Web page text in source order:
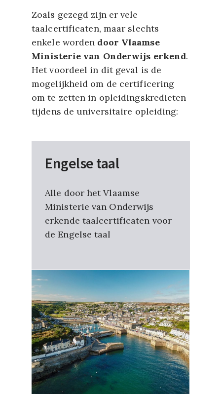
Zoals gezegd zijn er vele
taalcertificaten, maar slechts
enkele worden door Vlaamse
Ministerie van Onderwijs erkend.
Het voordeel in dit geval is de
mogelijkheid om de certificering
om te zetten in opleidingskredieten
tijdens de universitaire opleiding:
Engelse taal
Alle door het Vlaamse
Ministerie van Onderwijs
erkende taalcertificaten voor
de Engelse taal